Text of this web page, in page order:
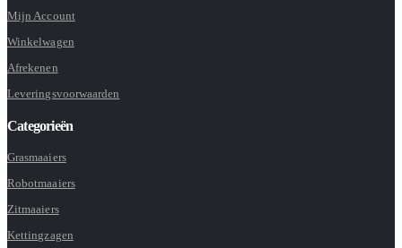
Mijn Account
Winkelwagen
Afrekenen
Leveringsvoorwaarden
Categorieën
Grasmaaiers
Robotmaaiers
Zitmaaiers
Kettingzagen